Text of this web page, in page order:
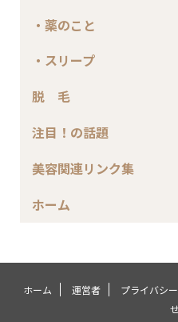
・薬のこと
・スリープ
脱 毛
注目！の話題
美容関連リンク集
ホーム
ホーム 運営者 プライバシ